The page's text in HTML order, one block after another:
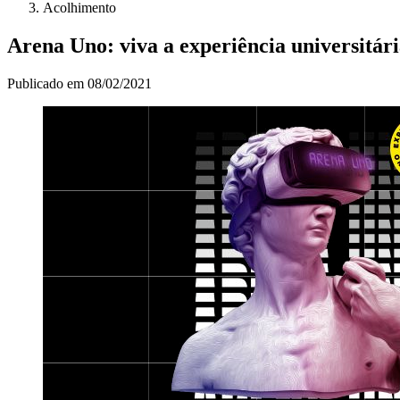
Acolhimento
Arena Uno: viva a experiência
Publicado em 08/02/2021